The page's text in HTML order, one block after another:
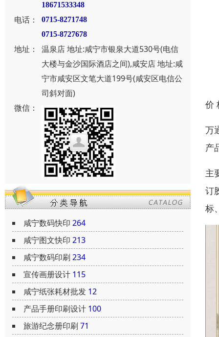
18671533348
电话：
0715-8271748
0715-8727678
地址：
温泉店 地址:咸宁市银泉大道530号(电信
大楼与金沙国际酒店之间),咸安店 地址:咸
宁市咸安区文笔大道199号(咸安区电信公
司斜对面)
微信：
咸宁数码快印 264
咸宁图文快印 213
咸宁数码印刷 234
宣传画册设计 115
咸宁纸张耗材批发 12
产品手册印刷设计 100
旅游纪念册印刷 71
价
万
产
主
订
标